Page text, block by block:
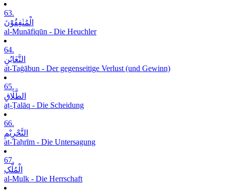
63.
الْمُنٰفِقُوْنَ
al-Munāfiqūn - Die Heuchler
64.
التَّغَابُنِ
at-Taġābun - Der gegenseitige Verlust (und Gewinn)
65.
الطَّلَاقِ
aṭ-Ṭalāq - Die Scheidung
66.
التَّحْرِیْمِ
at-Taḥrīm - Die Untersagung
67.
الْمُلْکِ
al-Mulk - Die Herrschaft